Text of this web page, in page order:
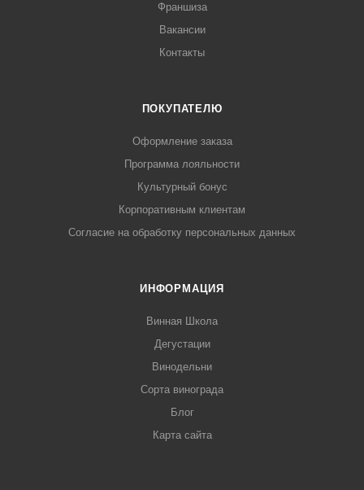
Франшиза
Вакансии
Контакты
ПОКУПАТЕЛЮ
Оформление заказа
Программа лояльности
Культурный бонус
Корпоративным клиентам
Согласие на обработку персональных данных
ИНФОРМАЦИЯ
Винная Школа
Дегустации
Винодельни
Сорта винограда
Блог
Карта сайта